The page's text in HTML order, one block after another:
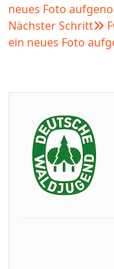
neues Foto
Nächster Schritt
ein neues Foto